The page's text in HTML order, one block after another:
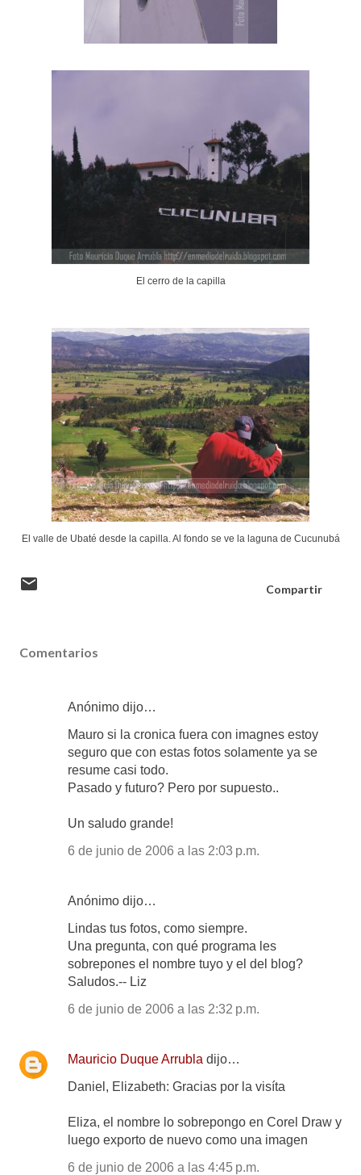
El cerro de la capilla
El valle de Ubaté desde la capilla. Al fondo se ve la laguna de Cucunubá
Compartir
Comentarios
Anónimo dijo…
Mauro si la cronica fuera con imagnes estoy
seguro que con estas fotos solamente ya se
resume casi todo.
Pasado y futuro? Pero por supuesto..
Un saludo grande!
6 de junio de 2006 a las 2:03 p.m.
Anónimo dijo…
Lindas tus fotos, como siempre.
Una pregunta, con qué programa les
sobrepones el nombre tuyo y el del blog?
Saludos.-- Liz
6 de junio de 2006 a las 2:32 p.m.
Mauricio Duque Arrubla dijo…
Daniel, Elizabeth: Gracias por la visíta
Eliza, el nombre lo sobrepongo en Corel Draw y
luego exporto de nuevo como una imagen
6 de junio de 2006 a las 4:45 p.m.